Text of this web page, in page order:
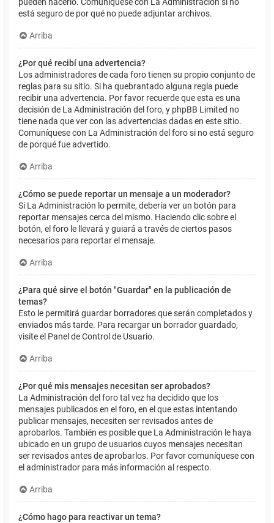
pueden hacerlo. Comuníquese con La Administración si no
está seguro de por qué no puede adjuntar archivos.
Arriba
¿Por qué recibí una advertencia?
Los administradores de cada foro tienen su propio conjunto de
reglas para su sitio. Si ha quebrantado alguna regla puede
recibir una advertencia. Por favor recuerde que esta es una
decisión de La Administración del foro, y phpBB Limited no
tiene nada que ver con las advertencias dadas en este sitio.
Comuníquese con La Administración del foro si no está seguro
de porqué fue advertido.
Arriba
¿Cómo se puede reportar un mensaje a un moderador?
Si La Administración lo permite, debería ver un botón para
reportar mensajes cerca del mismo. Haciendo clic sobre el
botón, el foro le llevará y guiará a través de ciertos pasos
necesarios para reportar el mensaje.
Arriba
¿Para qué sirve el botón "Guardar" en la publicación de
temas?
Esto le permitirá guardar borradores que serán completados y
enviados más tarde. Para recargar un borrador guardado,
visite el Panel de Control de Usuario.
Arriba
¿Por qué mis mensajes necesitan ser aprobados?
La Administración del foro tal vez ha decidido que los
mensajes publicados en el foro, en el que estas intentando
publicar mensajes, necesiten ser revisados antes de
aprobarlos. También es posible que La Administración le haya
ubicado en un grupo de usuarios cuyos mensajes necesitan
ser revisados antes de aprobarlos. Por favor comuníquese con
el administrador para más información al respecto.
Arriba
¿Cómo hago para reactivar un tema?